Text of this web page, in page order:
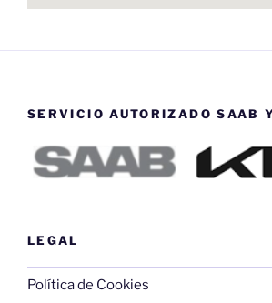
SERVICIO AUTORIZADO SAAB
LEGAL
Política de Cookies